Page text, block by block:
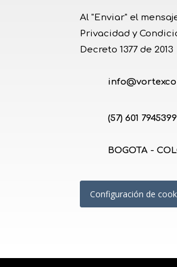
Al "Enviar" el
Privacidad y
Decreto 1377 de 2013
(57) 601 7945399
BOGOTA -
Configuración de